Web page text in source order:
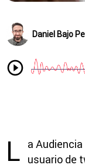
Daniel Bajo
L
a
usuario de